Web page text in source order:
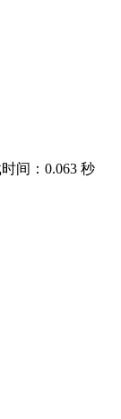
间：0.063 秒